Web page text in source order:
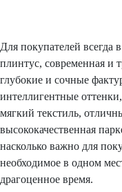
Для покупателей всегда
плинтус, современная и
глубокие и сочные
интеллигентные
мягкий текстиль,
высококачественная
насколько важно для
необходимое в одном
драгоценное время.